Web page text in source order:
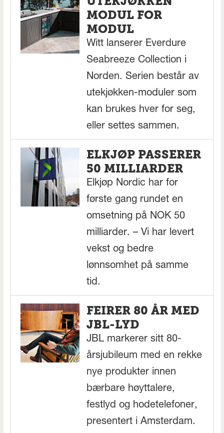
MODUL FOR
MODUL
Witt lanserer Everdure
Seabreeze Collection i
Norden. Serien består av
utekjøkken-moduler som
kan brukes hver for seg,
eller settes sammen.
ELKJØP PASSERER
50 MILLIARDER
Elkjøp Nordic har for
første gang rundet en
omsetning på NOK 50
milliarder. – Vi har levert
vekst og bedre
lønnsomhet på samme
tid.
FEIRER 80 ÅR MED
JBL-LYD
JBL markerer sitt 80-
årsjubileum med en rekke
nye produkter innen
bærbare høyttalere,
festlyd og hodetelefoner,
presentert i Amsterdam.